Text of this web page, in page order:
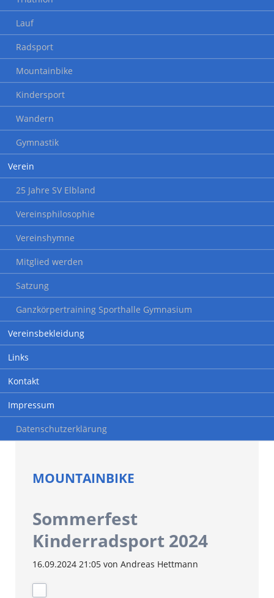
Lauf
Radsport
Mountainbike
Kindersport
Wandern
Gymnastik
Verein
25 Jahre SV Elbland
Vereinsphilosophie
Vereinshymne
Mitglied werden
Satzung
Ganzkörpertraining Sporthalle Gymnasium
Vereinsbekleidung
Links
Kontakt
Impressum
Datenschutzerklärung
MOUNTAINBIKE
Sommerfest
Kinderradsport 2024
16.09.2024 21:05von Andreas Hettmann